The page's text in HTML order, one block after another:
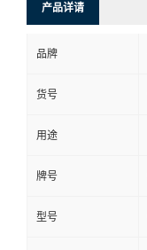
产品详请
品牌
货号
用途
牌号
型号